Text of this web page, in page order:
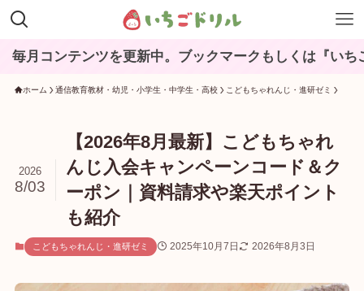
新中。ブックマークもしくは『いちごドリル』と検索し
ホーム 通信教育教材・幼児・小学生・中学生・高校 こどもちゃれんじ・進研ゼミ
【2026年8月最新】こどもちゃれ
んじ入会キャンペーンコード＆ク
ーポン｜資料請求や楽天ポイント
も紹介
2026
8/03
こどもちゃれんじ・進研ゼミ 2025年10月7日 2026年8月3日